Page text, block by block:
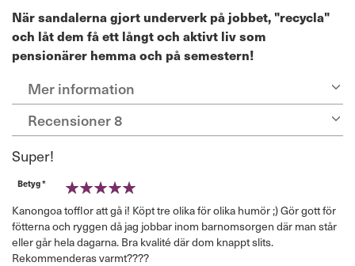
När sandalerna gjort underverk på jobbet, "recycla"
och låt dem få ett långt och aktivt liv som
pensionärer hemma och på semestern!
Mer information
Recensioner8
Super!
Betyg *
Kanongoa tofflor att gå i! Köpt tre olika för olika humör ;) Gör gott för
fötterna och ryggen då jag jobbar inom barnomsorgen där man står
eller går hela dagarna. Bra kvalité där dom knappt slits.
Rekommenderas varmt????